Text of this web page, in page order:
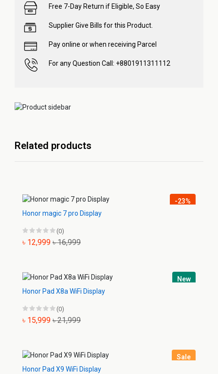
Free 7-Day Return if Eligible, So Easy
Supplier Give Bills for this Product.
Pay online or when receiving Parcel
For any Question Call: +8801911311112
Related products
-23%
Honor magic 7 pro Display
(0)
৳ 12,999 ৳ 16,999
New
Honor Pad X8a WiFi Display
(0)
৳ 15,999 ৳ 21,999
Sale
Honor Pad X9 WiFi Display